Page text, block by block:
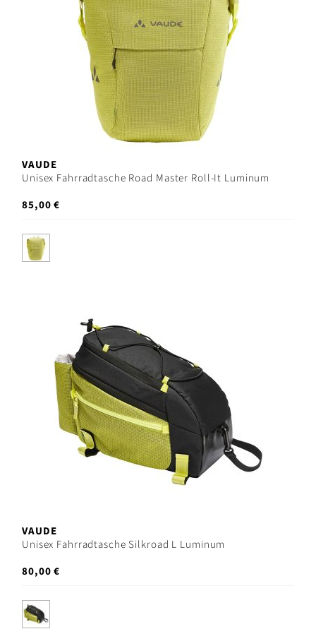
VAUDE
Unisex Fahrradtasche Road Master Roll-It Luminum
85,00 €
VAUDE
Unisex Fahrradtasche Silkroad L Luminum
80,00 €